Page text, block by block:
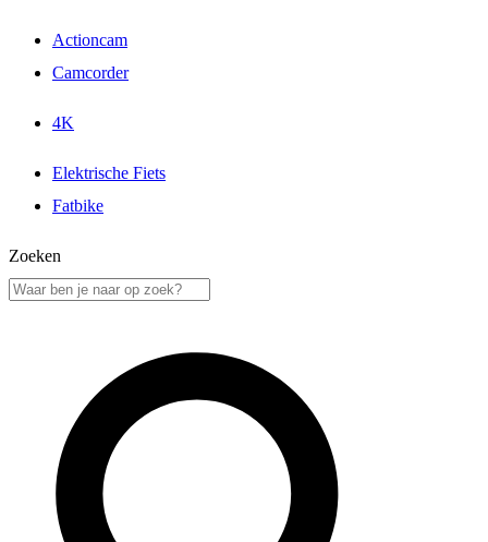
Actioncam
Camcorder
4K
Elektrische Fiets
Fatbike
Zoeken